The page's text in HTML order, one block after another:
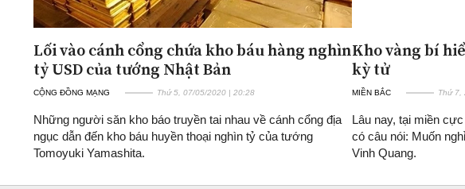
Lối vào cánh cổng chứa kho báu hàng nghìn
tỷ USD của tướng Nhật Bản
CỘNG ĐỒNG MẠNG Thứ 5, 07/05/2020 | 20:28
Những người săn kho báo truyền tai nhau về cánh cổng địa
ngục dẫn đến kho báu huyền thoại nghìn tỷ của tướng
Tomoyuki Yamashita.
Kho vàng bí
kỳ tử
MIỀN BẮC Thứ 7,
Lâu nay, tại miền
có câu nói: Muốn
Vinh Quang.